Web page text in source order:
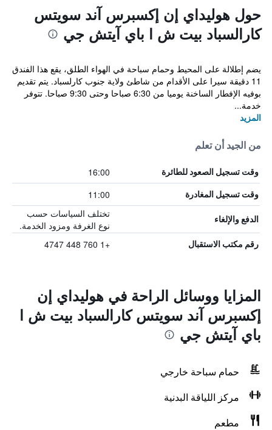
حول هوليداي إن إكسبرس آند سويتس
كارالسباد بيت ش ا باي آيتش جي
يضم إطلالة على المحيط وحمام سباحة في الهواء الطلق، يقع هذا الفندق
11 دقيقة سيرا على الأقدام من شاطئ ولاية جنوب كارلسباد. يتم تقديم
بوفيه الإفطار الساخنة يوميا من 6:30 صباحا وحتى 9:30 صباحا. تتوفر
خدمة...
المزيد
من الجيد أن تعلم
وقت تسجيل الصعود للطائرة 16:00
وقت تسجيل المغادرة 11:00
الدفع والإلغاء
تختلف السياسات حسب
نوع الغرفة ومزود الخدمة.
رقم مكتب الاستقبال +1 760 448 4747
المزايا ووسائل الراحة في هوليداي إن
إكسبرس آند سويتس كارالسباد بيت ش ا
باي آيتش جي
حمام سباحة خارجي
مركز اللياقة البدنية
مطعم